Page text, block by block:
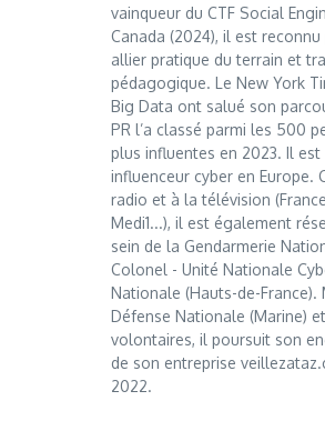
vainqueur du CTF Social
Canada (2024), il est
allier pratique du terrain et
pédagogique. Le New York
Big Data ont salué son
PR l’a classé parmi les 500
plus influentes en 2023. Il est
influenceur cyber en Europe.
radio et à la télévision
Medi1...), il est également
sein de la Gendarmerie
Colonel - Unité Nationale
Nationale (Hauts-de-France).
Défense Nationale (Marine)
volontaires, il poursuit son
de son entreprise
2022.